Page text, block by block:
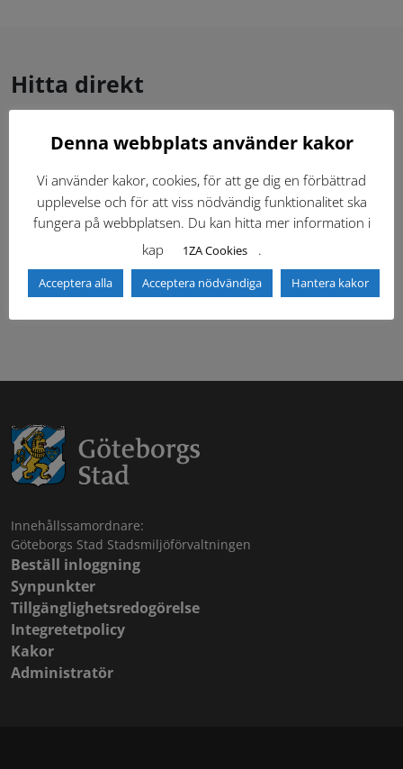
Hitta direkt
Gällande standardritningar (Dwg och pdf)
Dokumentbibliotek Kontaktlista
Tidigare versioner
Säkerhetsordningen
Innehållssamordnare:
Göteborgs Stad Stadsmiljöförvaltningen
Beställ inloggning
Synpunkter
Tillgänglighetsredogörelse
Integretetpolicy
Kakor
Administratör
Denna webbplats använder kakor
Vi använder kakor, cookies, för att ge dig en förbättrad
upplevelse och för att viss nödvändig funktionalitet ska
fungera på webbplatsen. Du kan hitta mer information i
kap
1ZA Cookies .
Acceptera alla Acceptera nödvändiga Hantera kakor